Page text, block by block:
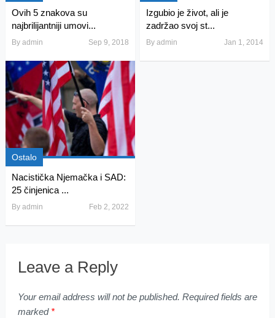
Ovih 5 znakova su
najbrilijantniji umovi...
By admin Sep 9, 2018
Izgubio je život, ali je
zadržao svoj st...
Byadmin Jan 1, 2014
Ostalo
Nacistička Njemačka i SAD:
25 činjenica ...
By admin Feb 2, 2022
Leave a Reply
Your email address will not be published. Required fields are
marked *